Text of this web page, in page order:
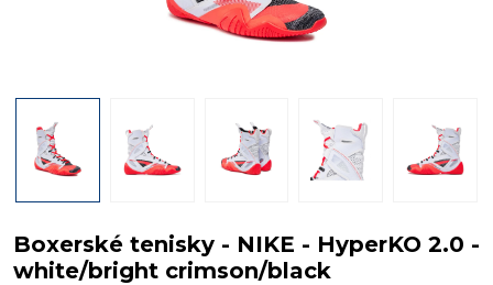
Boxerské tenisky - NIKE - HyperKO 2.0 -
white/bright crimson/black